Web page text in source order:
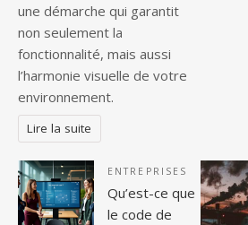
une démarche qui garantit
non seulement la
fonctionnalité, mais aussi
l’harmonie visuelle de votre
environnement.
Lire la suite
ENTREPRISES
Qu’est-ce que
le code de